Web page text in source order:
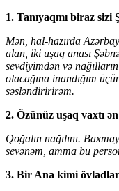
1. Tanıyaqmı biraz sizi
Mən, hal-hazırda
alan, iki uşaq anası
sevdiyimdən və
olacağına inandığım
səsləndiririrəm.
2. Özünüz uşaq vaxtı
Qoğalın nağılını.
sevənəm, amma bu
3. Bir Ana kimi